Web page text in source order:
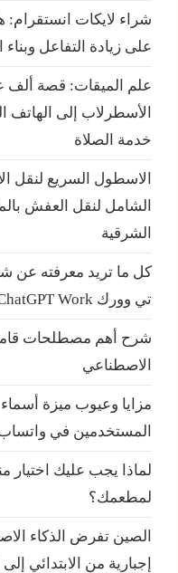
شراء لايكات
على زيادة التفاعل وبناء
علم الميقات: قصة ألف
الأسطرلاب إلى الهاتف
خدمة الصلاة
الاسطول السريع لنقل
الشامل لنقل العفش
الشرقية
كل ما تريد معرفته عن
تي وورك ChatGPT Work
شرح أهم مصطلحات
الاصطناعي
مزايا وعيوب ميزة أسماء
المستخدمين في
لماذا يجب عليك اختيار
لمطعمك؟
الصين تفرض الذكاء
إجبارية من الابتدائي